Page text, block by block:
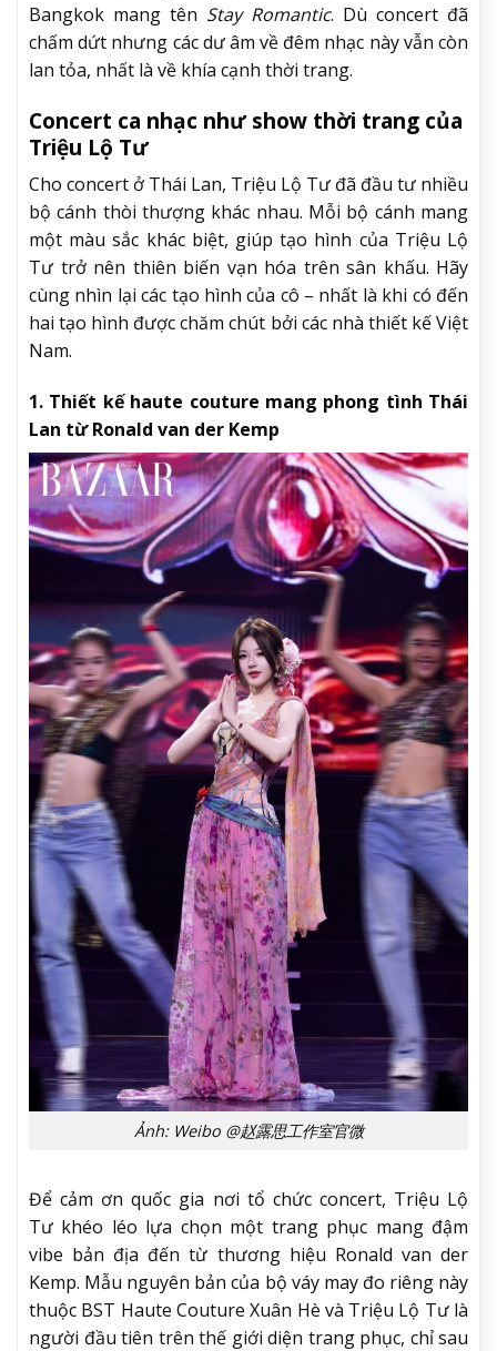
Bangkok mang tên Stay Romantic. Dù concert đã
chấm dứt nhưng các dư âm về đêm nhạc này vẫn còn
lan tỏa, nhất là về khía cạnh thời trang.
Concert ca nhạc như show thời trang của
Triệu Lộ Tư
Cho concert ở Thái Lan, Triệu Lộ Tư đã đầu tư nhiều
bộ cánh thòi thượng khác nhau. Mỗi bộ cánh mang
một màu sắc khác biệt, giúp tạo hình của Triệu Lộ
Tư trở nên thiên biến vạn hóa trên sân khấu. Hãy
cùng nhìn lại các tạo hình của cô – nhất là khi có đến
hai tạo hình được chăm chút bởi các nhà thiết kế Việt
Nam.
1. Thiết kế haute couture mang phong tình Thái
Lan từ Ronald van der Kemp
Ảnh: Weibo @赵露思工作室官微
Để cảm ơn quốc gia nơi tổ chức concert, Triệu Lộ
Tư khéo léo lựa chọn một trang phục mang đậm
vibe bản địa đến từ thương hiệu Ronald van der
Kemp. Mẫu nguyên bản của bộ váy may đo riêng này
thuộc BST Haute Couture Xuân Hè và Triệu Lộ Tư là
người đầu tiên trên thế giới diện trang phục, chỉ sau